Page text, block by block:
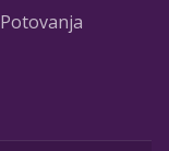
Potovanja